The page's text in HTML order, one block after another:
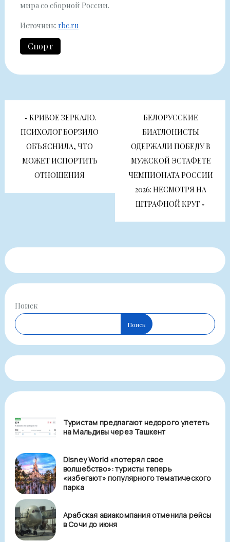
мира со сборной России.
Источник: rbc.ru
Спорт
Навигация
по
записям
КРИВОЕ ЗЕРКАЛО.
ПСИХОЛОГ БОРЗИЛО
ОБЪЯСНИЛА, ЧТО
МОЖЕТ ИСПОРТИТЬ
ОТНОШЕНИЯ
БЕЛОРУССКИЕ
БИАТЛОНИСТЫ
ОДЕРЖАЛИ ПОБЕДУ В
МУЖСКОЙ ЭСТАФЕТЕ
ЧЕМПИОНАТА РОССИИ
2026: НЕСМОТРЯ НА
ШТРАФНОЙ КРУГ
Поиск
Поиск
Туристам предлагают недорого улететь
на Мальдивы через Ташкент
Disney World «потерял свое
волшебство»: туристы теперь
«избегают» популярного тематического
парка
Арабская авиакомпания отменила рейсы
в Сочи до июня